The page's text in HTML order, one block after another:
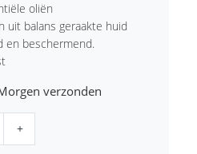
oliën
balans geraakte huid
en beschermend.
verzonden
+